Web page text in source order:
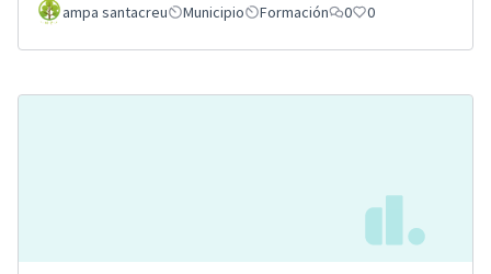
ampa santacreu Municipio Formación 0 0